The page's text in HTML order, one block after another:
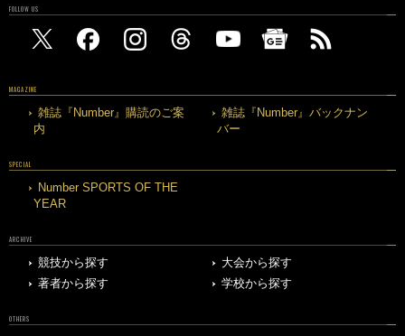
FOLLOW US
MAGAZINE
雑誌『Number』購読のご案
内
雑誌『Number』バックナン
バー
SPECIAL
Number SPORTS OF THE
YEAR
ARCHIVE
競技から探す
大会から探す
著者から探す
学校から探す
OTHERS